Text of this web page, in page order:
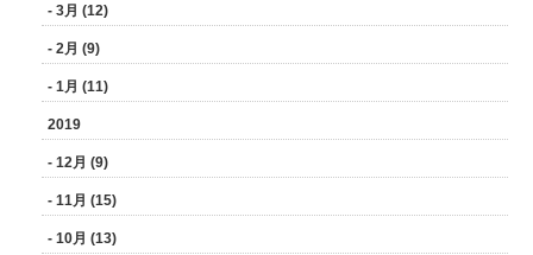
- 3月 (12)
- 2月 (9)
- 1月 (11)
2019
- 12月 (9)
- 11月 (15)
- 10月 (13)